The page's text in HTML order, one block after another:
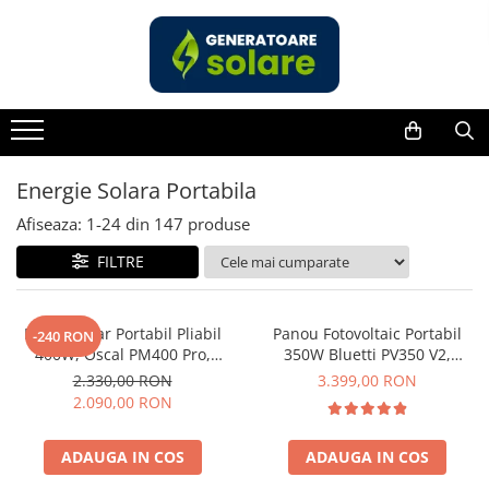
Acasa
Statii de Alimentare Portabile
Pana in 1000W
Intre 1000-2000W
Intre 2000-3000W
Peste 3000W
Cauta dupa marca
Bluetti
EcoFlow
Pecron
Oscal
Energie Solara Portabila
Afiseaza: 1-24 din 147 produse
FILTRE
-240 RON
Panou Solar Portabil Pliabil
400W, Oscal PM400 Pro,
Monocristalin, ETFE, IP67
2.330,00 RON
2.090,00 RON
ADAUGA IN COS
Panou Fotovoltaic Portabil
350W Bluetti PV350 V2,
Monocristalin, MC4, ETFE,
3.399,00 RON
ADAUGA IN COS